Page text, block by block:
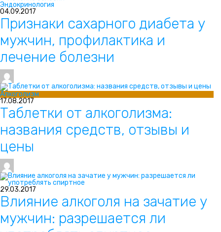
Эндокринология
04.09.2017
Признаки сахарного диабета у
мужчин, профилактика и
лечение болезни
Алкоголизм
17.08.2017
Таблетки от алкоголизма:
названия средств, отзывы и
цены
29.03.2017
Влияние алкоголя на зачатие у
мужчин: разрешается ли